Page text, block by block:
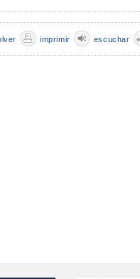
escuchar
imprimir